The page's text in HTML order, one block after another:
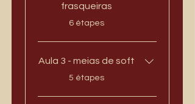
frasqueiras
.
6 étapes
Aula 3 - meias de soft
.
5 étapes